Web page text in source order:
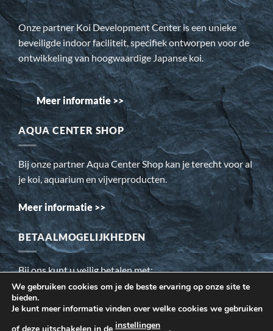
Onze partner Koi Development Center is een unieke
beveiligde indoor faciliteit, specifiek ontworpen voor de
ontwikkeling van hoogwaardige Japanse koi.
Meer informatie >>
AQUA CENTER SHOP
Bij onze partner Aqua Center Shop kan je terecht voor al
je koi, aquarium en vijverproducten.
Meer informatie >>
BETAALMOGELIJKHEDEN
Bij ons kunt u veilig betalen met:
We gebruiken cookies om je de beste ervaring op onze site te
bieden.
Je kunt meer informatie vinden over welke cookies we gebruiken
instellingen
Wij gebruiken cookies om ervoor te zorgen dat onze website
voor de bezoeker beter werkt. Daarnaast gebruiken wij o.a.